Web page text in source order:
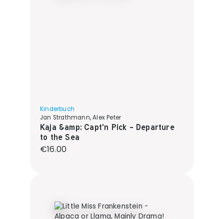
Kinderbuch
Jan Strathmann, Alex Peter
Kaja &amp; Capt'n Pick - Departure
to the Sea
Regular price:
€16.00